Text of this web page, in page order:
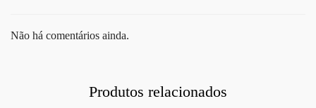
Não há comentários ainda.
Produtos relacionados